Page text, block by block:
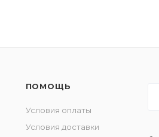
ПОМОЩЬ
Условия оплаты
Условия доставки